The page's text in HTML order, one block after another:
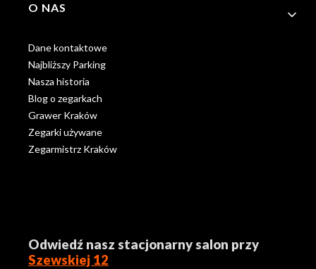
O NAS
Dane kontaktowe
Najbliższy Parking
Nasza historia
Blog o zegarkach
Grawer Kraków
Zegarki używane
Zegarmistrz Kraków
Odwiedź nasz stacjonarny salon przy
Szewskiej 12